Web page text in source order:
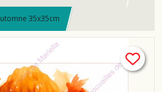
35x35cm